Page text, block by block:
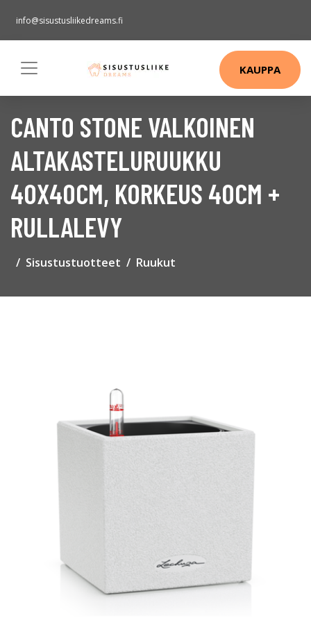
info@sisustusliikedreams.fi
KAUPPA
CANTO STONE VALKOINEN
ALTAKASTELURUUKKU
40X40CM, KORKEUS 40CM +
RULLALEVY
Sisustustuotteet Ruukut